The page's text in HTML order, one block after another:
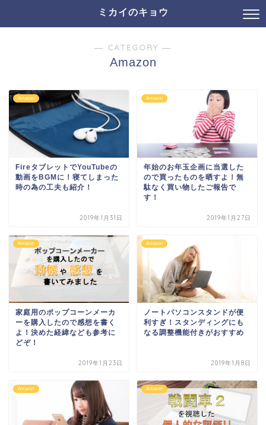
ミカイのキョウ
― CATEGORY ―
Amazon
Amazon
FireタブレットでYouTubeの
動画をBGMに！寝てしまった
時の為の工夫も紹介！
2019年1月31日
Amazon
年始のお年玉企画に当選した
ので買ったものを晒すよ！無
駄なく買い物したご報告で
す！
2019年1月27日
Amazon
家庭用のポップコーンメーカ
ーを購入したので感想を書く
よ！決めた経緯なども参考に
どぞ！
2019年1月23日
Amazon
ノートパソコンスタンドが便
利すぎ！スタンディングにも
なる調整機能付きがおすすめ
2019年1月8日
Amazon Amazon